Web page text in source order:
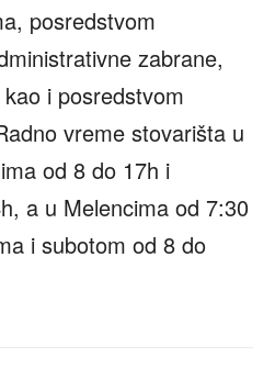
posredstvom
zabrane,
i posredstvom
vreme stovarišta u
od 8 do 17h i
a u Melencima od 7:30
i subotom od 8 do